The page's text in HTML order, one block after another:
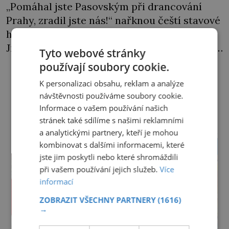
„Pomáhal jste Pasovským při drancování
Prahy, zradil jste nás!“ nařknou čeští stavové
hlavního zbrojmistra zemské hotovosti.
Jindřich se však zastrašit nenechá. Zachová
chladnou hlavu a trestu unikne. Nicméně
cejchu zrádce se už nezbaví… Tři roky
stačily! Škola pro něj není. Jindřich Michal
Hýzrle z Chodů (1575–1665) se v ní nudí. 10letý
chlapec chce procestovat […]
DALŠÍ ČLÁNKY Z RUBRIKY ›
reklama
Tyto webové stránky
používají soubory cookie.
K personalizaci obsahu, reklam a analýze
návštěvnosti používáme soubory cookie.
Informace o vašem používání našich
stránek také sdílíme s našimi reklamními
a analytickými partnery, kteří je mohou
kombinovat s dalšími informacemi, které
jste jim poskytli nebo které shromáždili
při vašem používání jejich služeb.Více
informací
ZOBRAZIT VŠECHNY PARTNERY(1616)
→